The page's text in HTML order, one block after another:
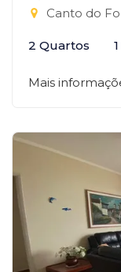
Canto do
2 Quartos
Mais